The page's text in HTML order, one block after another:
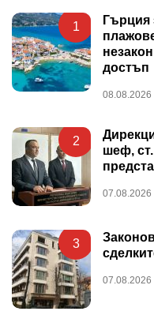
1
Гърция
достъп
08.08.2026
2
шеф,
07.08.2026
3
07.08.2026